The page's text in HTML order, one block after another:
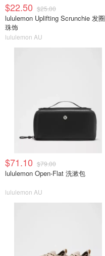
$22.50 $25.00
lululemon Uplifting Scrunchie 发圈
珠饰
lululemon AU
$71.10 $79.00
lululemon Open-Flat 洗漱包
lululemon AU